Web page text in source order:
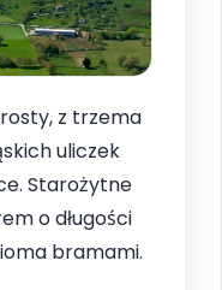
z trzema
uliczek
Starożytne
o długości
bramami.